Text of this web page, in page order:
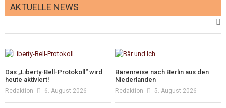
AKTUELLE NEWS
Das „Liberty-Bell-Protokoll“ wird
heute aktiviert!
Redaktion 6. August 2026
Bärenreise nach Berlin aus den
Niederlanden
Redaktion 5. August 2026